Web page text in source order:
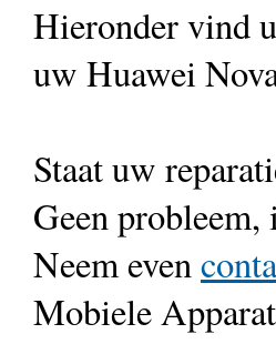
Hieronder vind
uw Huawei
Staat uw
Geen
Neem even
Mobiele